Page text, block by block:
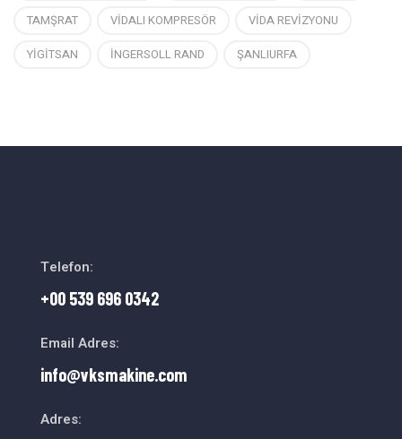
TAMŞRAT
VİDALI KOMPRESÖR
VİDA REVİZYONU
YİGİTSAN
İNGERSOLL RAND ŞANLIURFA
Telefon:
+00 539 696 0342
Email Adres:
info@vksmakine.com
Adres: